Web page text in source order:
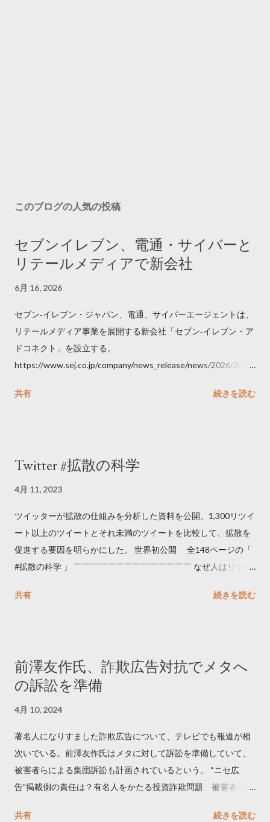
このブログの人気の投稿
セブンイレブン、電通・サイバーと
リテールメディアで新会社
6月 16, 2026
セブン‐イレブン・ジャパン、電通、サイバーエージェントは、
リテールメディア事業を展開する新会社「セブン‐イレブン・ア
ドコネクト」を設立する。
https://www.sej.co.jp/company/news_release/news/2026/2026
共有
続きを読む
Twitter #拡散の科学
4月 11, 2023
ツイッターが拡散の仕組みを分析した資料を公開。1,300リツイ
ート以上のツイートとそれ未満のツイートを比較して、拡散を
促進する要因を明らかにした。 世界初公開 全148ページの「
#拡散の科学 」 ￣￣￣￣￣￣￣￣￣￣￣￣￣￣ なぜ人はリツイ
学しました。 ー バズの目安は1300リツイート ー 人は16の熱量
トするのか？ https://marketing.twitter.com/ja/insights/kakusan
共有 続きを読む
前澤友作氏、詐欺広告対抗でメタへ
の訴訟を準備
4月 10, 2024
著名人になりすました詐欺広告について、テレビでも報道が相
次いでいる。前澤友作氏はメタに対して訴訟を準備していて、
被害者らによる集団訴訟も計画されているという。 “ニセ広
告”掲載側の責任は？有名人をかたる投資詐欺問題 被害者らが
共有 続きを読む